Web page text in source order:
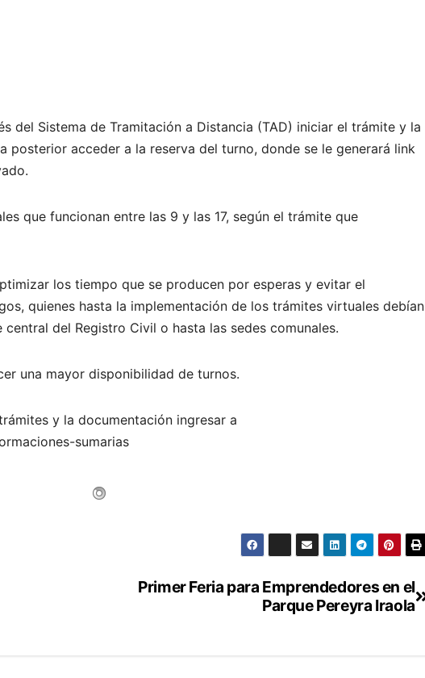
del Sistema de Tramitación a Distancia (TAD) iniciar el trámite y la
posterior acceder a la reserva del turno, donde se le generará link
que funcionan entre las 9 y las 17, según el trámite que
los tiempo que se producen por esperas y evitar el
quienes hasta la implementación de los trámites virtuales debían
del Registro Civil o hasta las sedes comunales.
una mayor disponibilidad de turnos.
y la documentación ingresar a
sumarias
Primer Feria para Emprendedores en el
Parque Pereyra Iraola